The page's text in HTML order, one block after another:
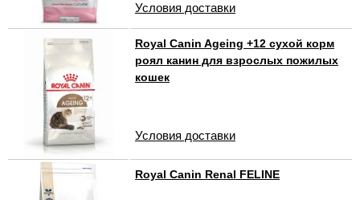
Условия доставки
Royal Canin Ageing +12 сухой корм
роял канин для взрослых пожилых
кошек
Условия доставки
Royal Canin Renal FELINE